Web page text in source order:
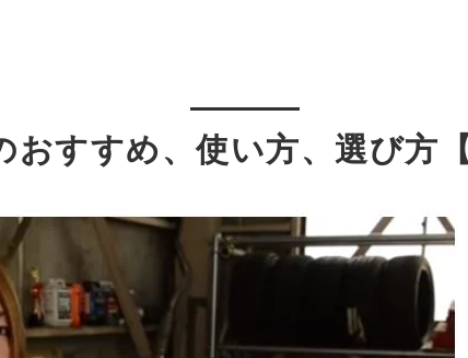
すすめ、使い方、選び方